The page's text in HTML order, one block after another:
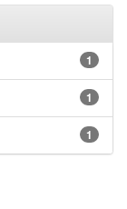
1
1
1